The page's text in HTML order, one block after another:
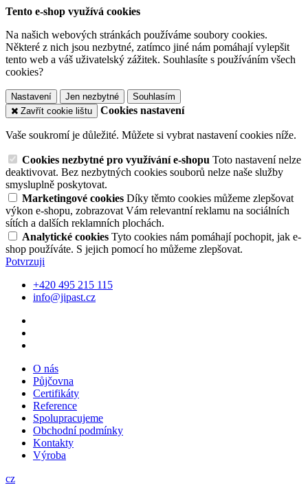
Tento e-shop využívá cookies
Na našich webových stránkách používáme soubory cookies.
Některé z nich jsou nezbytné, zatímco jiné nám pomáhají vylepšit
tento web a váš uživatelský zážitek. Souhlasíte s používáním všech
cookies?
Nastavení Jen nezbytné
Souhlasím
Zavřít cookie lištu
Cookies nastavení
Vaše soukromí je důležité. Můžete si vybrat nastavení cookies níže.
Cookies nezbytné pro využívání e-shopu Toto nastavení nelze
deaktivovat. Bez nezbytných cookies souborů nelze naše služby
smysluplně poskytovat.
Marketingové cookies Díky těmto cookies můžeme zlepšovat
výkon e-shopu, zobrazovat Vám relevantní reklamu na sociálních
sítích a dalších reklamních plochách.
Analytické cookies Tyto cookies nám pomáhají pochopit, jak e-
shop používáte. S jejich pomocí ho můžeme zlepšovat.
Potvrzuji
+420 495 215 115
info@jipast.cz
O nás
Půjčovna
Certifikáty
Reference
Spolupracujeme
Obchodní podmínky
Kontakty
Výroba
cz